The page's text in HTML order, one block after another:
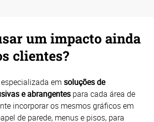
um impacto ainda
clientes?
em soluções de
e abrangentes para cada área de
incorporar os mesmos gráficos em
de parede, menus e pisos, para